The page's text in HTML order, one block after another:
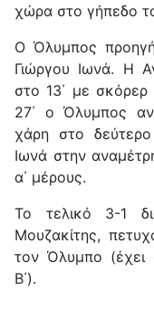
χώρα στο γήπεδο
Ο Όλυμπος
Γιώργου Ιωνά. Η
στο 13΄ με
27΄ ο Όλυμπος
χάρη στο
Ιωνά στην
α΄ μέρους.
Το τελικό 3-1
Μουζακίτης,
τον Όλυμπο (έχει
Β΄).